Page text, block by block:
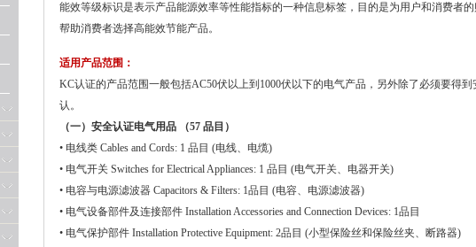
能效等级标识是表示产品能源效率等性能指标的一种信息标签，目的是为用户和消费者
帮助消费者选择高能效节能产品。
适用产品范围：
KC认证的产品范围一般包括AC50伏以上到1000伏以下的电气产品，另外除了必须要得
认。
（一）安全认证电气用品 （57 品目）
• 电线类 Cables and Cords: 1 品目 (电线、电缆)
• 电气开关 Switches for Electrical Appliances: 1 品目 (电气开关、电器开关)
• 电容与电源滤波器 Capacitors & Filters: 1品目 (电容、电源滤波器)
• 电气设备部件及连接部件 Installation Accessories and Connection Devices: 1品目
• 电气保护部件 Installation Protective Equipment: 2品目 (小型保险丝和保险丝夹、断路器)